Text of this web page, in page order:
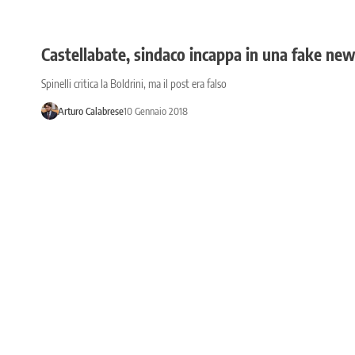
Castellabate, sindaco incappa in una fake
Spinelli critica la Boldrini, ma il post era falso
Arturo Calabrese10 Gennaio 2018